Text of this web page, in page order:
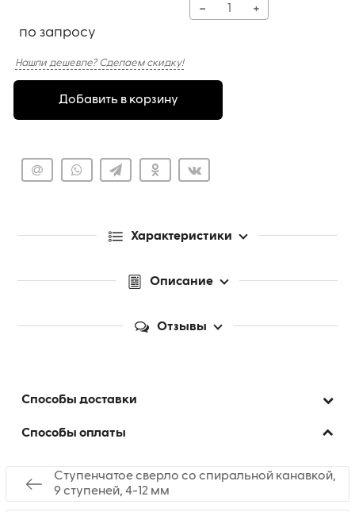
по запросу
− +
Нашли дешевле? Сделаем скидку!
Добавить в корзину
Характеристики
Описание
Отзывы
Способы доставки
Способы оплаты
Ступенчатое сверло со спиральной канавкой,
9 ступеней, 4-12 мм